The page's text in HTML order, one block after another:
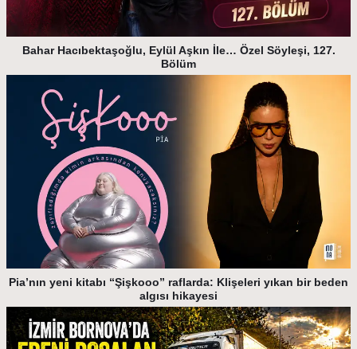
Bahar Hacıbektaşoğlu, Eylül Aşkın İle… Özel Söyleşi, 127.
Bölüm
Pia’nın yeni kitabı “Şişkooo” raflarda: Klişeleri yıkan bir beden
algısı hikayesi